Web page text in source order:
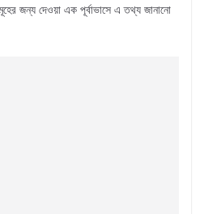
জন্য দেওয়া এক পূর্বাভাসে এ তথ্য জানানো